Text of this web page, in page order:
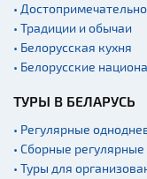
•
• Традиции и обычаи
• Белорусская кухня
• Белорусские
ТУРЫ В БЕЛАРУСЬ
• Регулярные
• Сборные
• Туры для